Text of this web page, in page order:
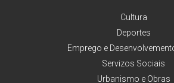
Cultura
Deportes
Emprego e
Servizos Sociais
Urbanismo e Obras